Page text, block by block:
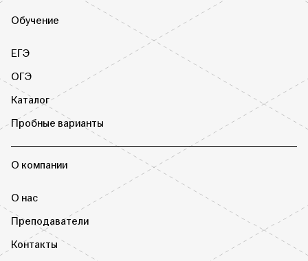
Обучение
ЕГЭ
ОГЭ
Каталог
Пробные варианты
О компании
О нас
Преподаватели
Контакты